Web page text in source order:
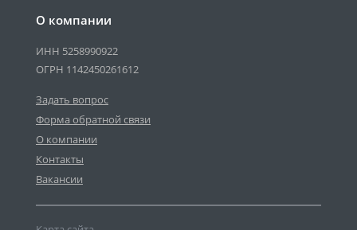
О компании
ИНН 5258990922
ОГРН 1142450261612
Задать вопрос
Форма обратной связи
О компании
Контакты
Вакансии